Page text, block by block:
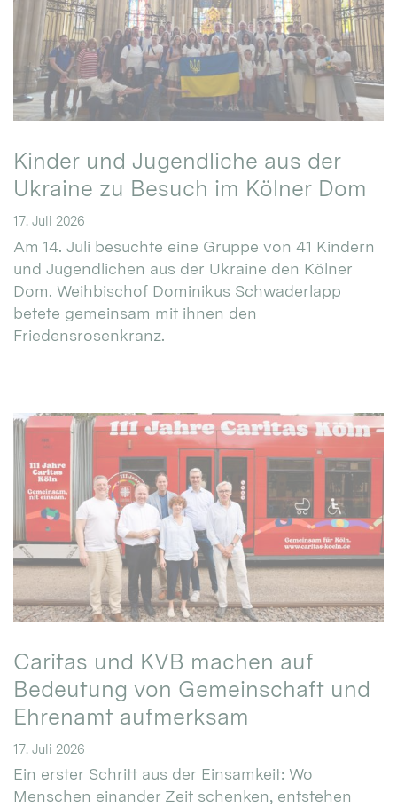
Kinder und Jugendliche aus der
Ukraine zu Besuch im Kölner Dom
17. Juli 2026
Am 14. Juli besuchte eine Gruppe von 41 Kindern
und Jugendlichen aus der Ukraine den Kölner
Dom. Weihbischof Dominikus Schwaderlapp
betete gemeinsam mit ihnen den
Friedensrosenkranz.
Caritas und KVB machen auf
Bedeutung von Gemeinschaft und
Ehrenamt aufmerksam
17. Juli 2026
Ein erster Schritt aus der Einsamkeit: Wo
Menschen einander Zeit schenken, entstehen